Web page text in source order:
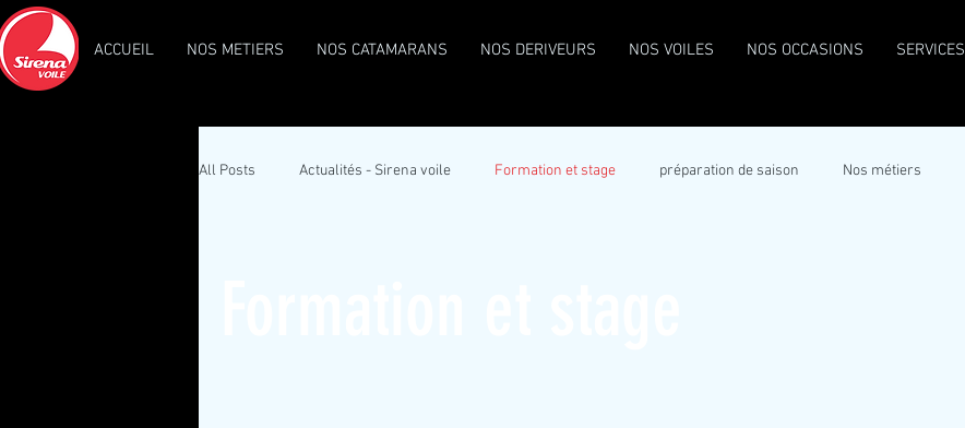
ACCUEIL NOS METIERS NOS CATAMARANS NOS DERIVEURS NOS VOILES NOS OCCASIONS SERVICES
All Posts Actualités - Sirena voile Formation et stage préparation de saison Nos métiers